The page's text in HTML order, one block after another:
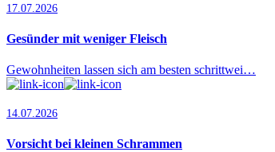
17.07.2026
Gesünder mit weniger Fleisch
Gewohnheiten lassen sich am besten schrittwei…
14.07.2026
Vorsicht bei kleinen Schrammen